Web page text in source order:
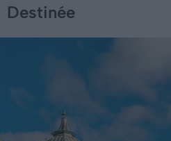
Destinée